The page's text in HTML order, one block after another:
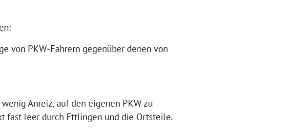
von PKW-Fahrern gegenüber denen von
Anreiz, auf den eigenen PKW zu
fast leer durch Ettlingen und die Ortsteile.